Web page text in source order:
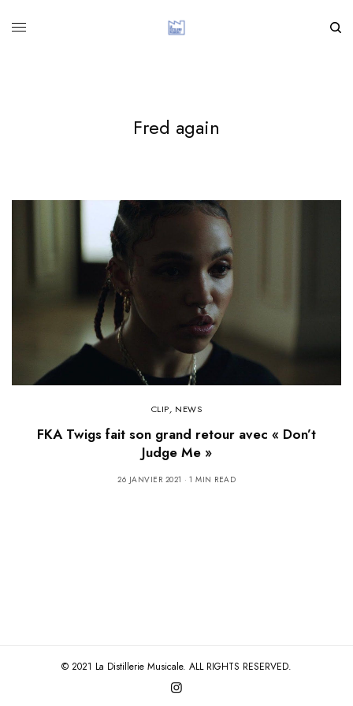
Fred again
CLIP, NEWS
FKA Twigs fait son grand retour avec « Don’t
Judge Me »
26 JANVIER 2021 1 MIN READ
© 2021 La Distillerie Musicale. ALL RIGHTS RESERVED.